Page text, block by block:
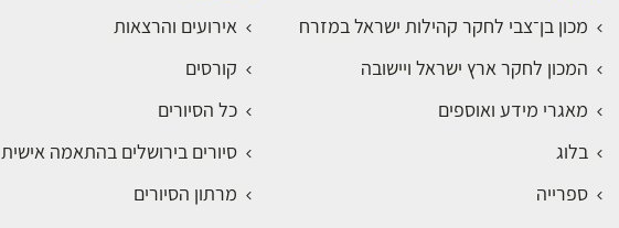
מכון בן־צבי לחקר קהילות ישראל במזרח
המכון לחקר ארץ ישראל ויישובה
מאגרי מידע ואוספים
בלוג
ספרייה
אירועים והרצאות
קורסים
כל הסיורים
סיורים בירושלים בהתאמה אישית
מרתון הסיורים